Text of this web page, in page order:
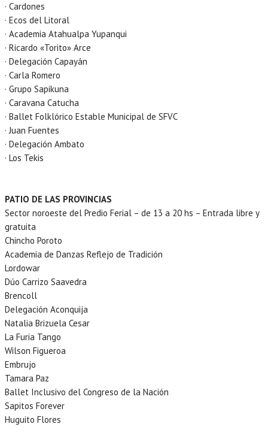
· Cardones
· Ecos del Litoral
· Academia Atahualpa Yupanqui
· Ricardo «Torito» Arce
· Delegación Capayán
· Carla Romero
· Grupo Sapikuna
· Caravana Catucha
· Ballet Folklórico Estable Municipal de SFVC
· Juan Fuentes
· Delegación Ambato
· Los Tekis
PATIO DE LAS PROVINCIAS
Sector noroeste del Predio Ferial – de 13 a 20 hs – Entrada libre y
gratuita
Chincho Poroto
Academia de Danzas Reflejo de Tradición
Lordowar
Dúo Carrizo Saavedra
Brencoll
Delegación Aconquija
Natalia Brizuela Cesar
La Furia Tango
Wilson Figueroa
Embrujo
Tamara Paz
Ballet Inclusivo del Congreso de la Nación
Sapitos Forever
Huguito Flores